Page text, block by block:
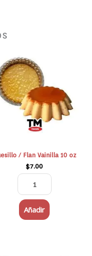
/ Flan Vainilla 10 oz
$7.00
/
Flan
Vainilla
oz
cantidad
Añadir